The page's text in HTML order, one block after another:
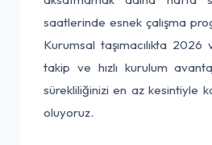
saatlerinde esnek çalışma
Kurumsal taşımacılıkta 2026
takip ve hızlı kurulum
sürekliliğinizi en az kesintiyle
oluyoruz.